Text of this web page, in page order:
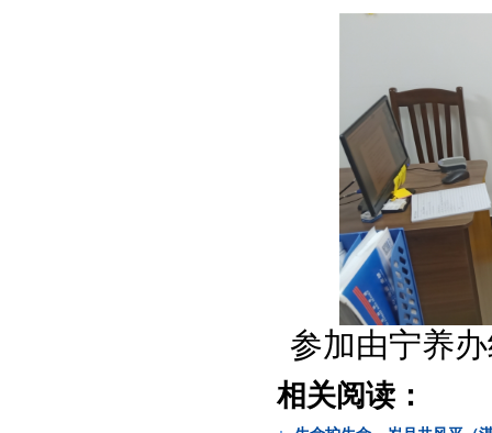
参加由宁养
相关阅读：